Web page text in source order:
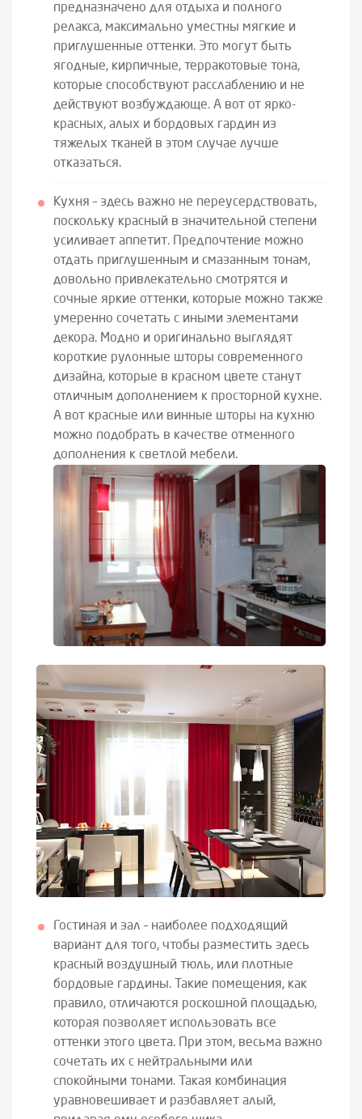
предназначено для отдыха и полного
релакса, максимально уместны мягкие и
приглушенные оттенки. Это могут быть
ягодные, кирпичные, терракотовые тона,
которые способствуют расслаблению и не
действуют возбуждающе. А вот от ярко-
красных, алых и бордовых гардин из
тяжелых тканей в этом случае лучше
отказаться.
Кухня – здесь важно не переусердствовать,
поскольку красный в значительной степени
усиливает аппетит. Предпочтение можно
отдать приглушенным и смазанным тонам,
довольно привлекательно смотрятся и
сочные яркие оттенки, которые можно также
умеренно сочетать с иными элементами
декора. Модно и оригинально выглядят
короткие рулонные шторы современного
дизайна, которые в красном цвете станут
отличным дополнением к просторной кухне.
А вот красные или винные шторы на кухню
можно подобрать в качестве отменного
дополнения к светлой мебели.
Гостиная и зал – наиболее подходящий
вариант для того, чтобы разместить здесь
красный воздушный тюль, или плотные
бордовые гардины. Такие помещения, как
правило, отличаются роскошной площадью,
которая позволяет использовать все
оттенки этого цвета. При этом, весьма важно
сочетать их с нейтральными или
спокойными тонами. Такая комбинация
уравновешивает и разбавляет алый,